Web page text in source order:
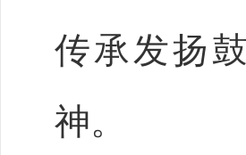
传承发扬
神。